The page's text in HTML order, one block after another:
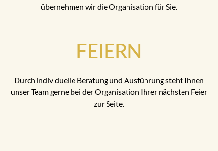
übernehmen wir die Organisation für Sie.
FEIERN
Durch individuelle Beratung und Ausführung steht Ihnen
unser Team gerne bei der Organisation Ihrer nächsten Feier
zur Seite.